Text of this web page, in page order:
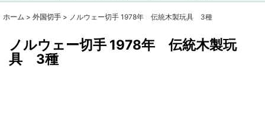
ホーム > 外国切手 > ノルウェー切手 1978年 伝統木製玩具 3種
ノルウェー切手 1978年 伝統木製玩
具 3種